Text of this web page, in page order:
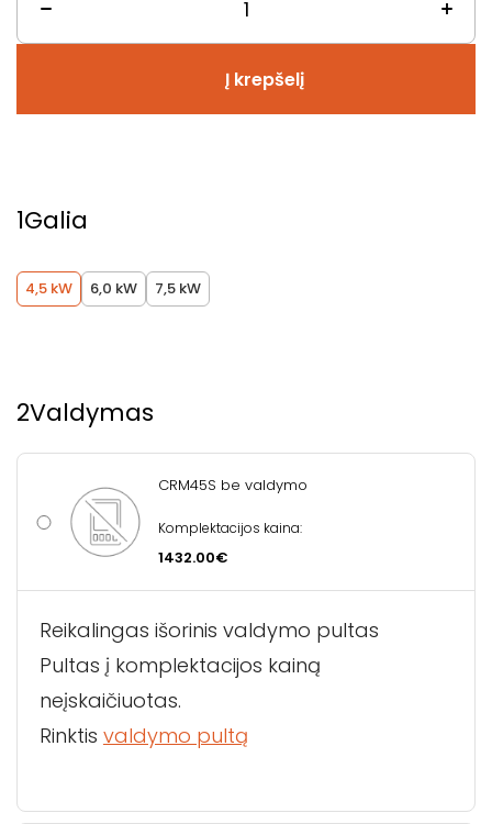
Į krepšelį
1Galia
4,5 kW 6,0 kW 7,5 kW
2Valdymas
CRM45S be valdymo
Komplektacijos kaina:
1432.00€
Reikalingas išorinis valdymo pultas
Pultas į komplektacijos kainą
neįskaičiuotas.
Rinktis valdymo pultą